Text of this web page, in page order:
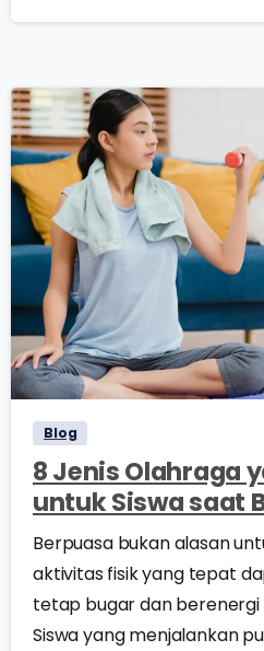
Blog
8 Jenis Olahraga
untuk Siswa saat
Berpuasa bukan alasan
aktivitas fisik yang tepat
tetap bugar dan berenergi
Siswa yang menjalankan